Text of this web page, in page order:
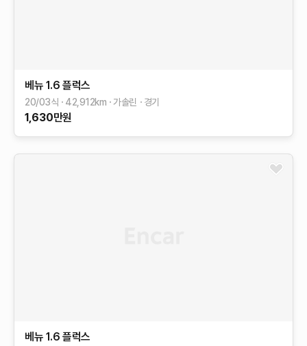
베뉴 1.6 플럭스
20/03식 42,912km 가솔린 경기
1,630만원
베뉴 1.6 플럭스